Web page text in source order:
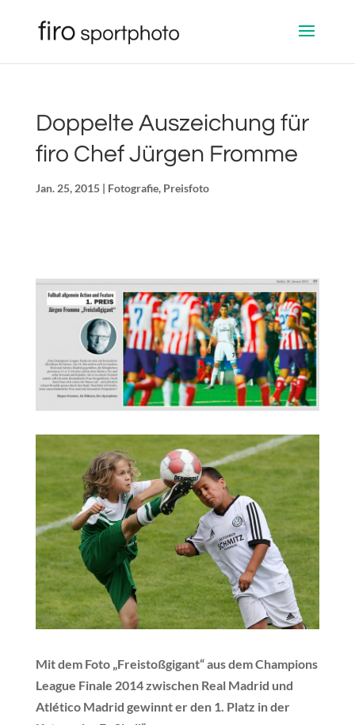
Doppelte Auszeichung für
firo Chef Jürgen Fromme
Jan. 25, 2015| Fotografie, Preisfoto
Mit dem Foto „Freistoßgigant“ aus dem Champions
League Finale 2014 zwischen Real Madrid und
Atlético Madrid gewinnt er den 1. Platz in der